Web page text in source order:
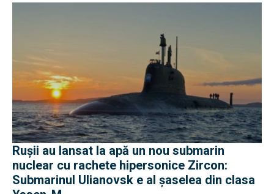
Rușii au lansat la apă un nou submarin
nuclear cu rachete hipersonice Zircon:
Submarinul Ulianovsk e al șaselea din clasa